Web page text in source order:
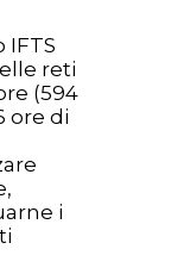
IFTS
reti
(594
ore di
i